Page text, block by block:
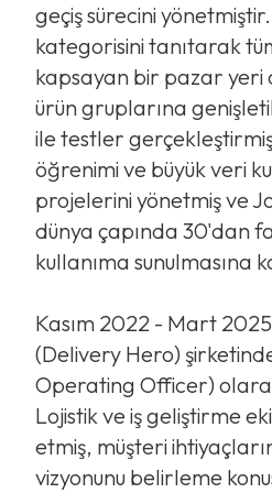
geçiş sürecini
kategorisini tanıtarak
kapsayan bir pazar yeri
ürün gruplarına
ile testler
öğrenimi ve büyük veri
projelerini yönetmiş ve
dünya çapında 30'dan
kullanıma sunulmasına
Kasım 2022 - Mart
(Delivery Hero)
Operating Officer)
Lojistik ve iş geliştirme
etmiş, müşteri
vizyonunu belirleme